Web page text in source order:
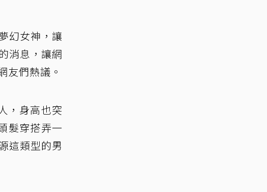
幻女神，讓
消息，讓網
友們熱議。
，身高也突
髮穿搭弄一
這類型的男